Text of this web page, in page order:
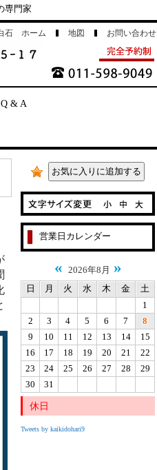
専門家
石 ホーム 地図 お問い合わせ
Q & A
営業日カレンダー
« 2026年8月 »
日 月 火 水 木 金
土
1
2
3 4 5 6 7
8
9
10 11 12 13 14
15
16
17 18 19 20 21
22
23
24 25 26 27 28
29
30
31
休日
Tweets by kaikidohari9